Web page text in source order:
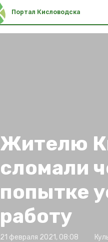
Портал Кисловодска
Жителю
сломали
попытке
работу
21 февраля 2021, 08:08